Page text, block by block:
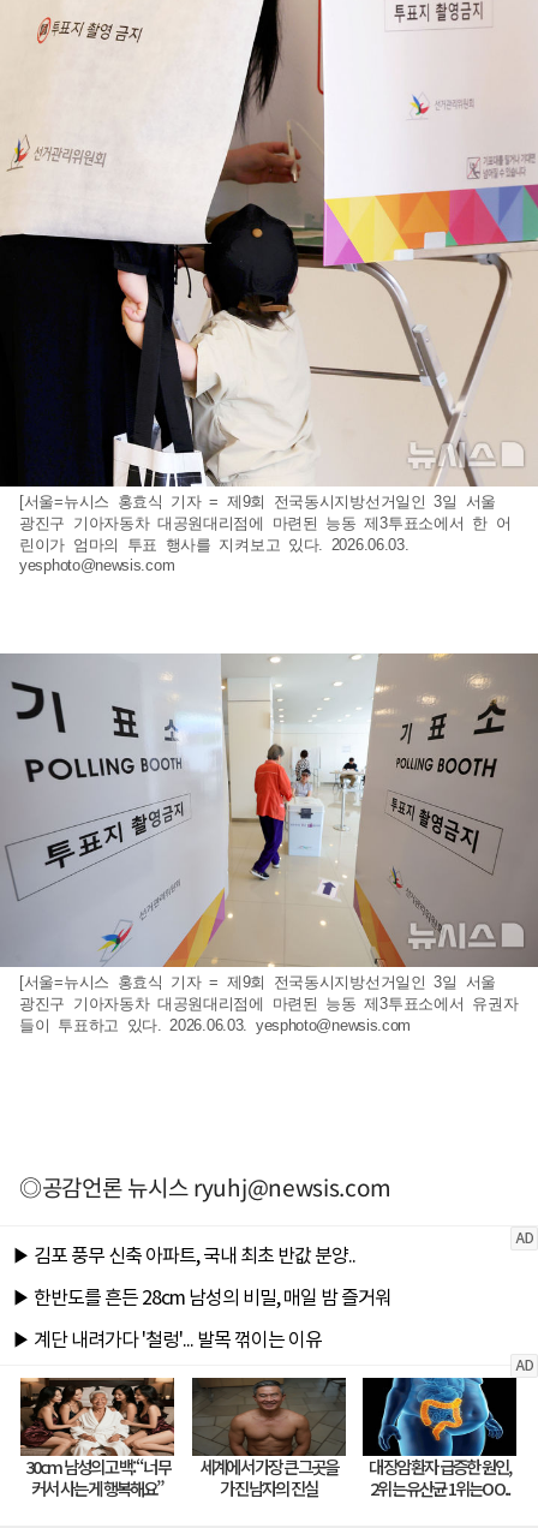
[서울=뉴시스 홍효식 기자 = 제9회 전국동시지방선거일인 3일 서울
광진구 기아자동차 대공원대리점에 마련된 능동 제3투표소에서 한 어
린이가 엄마의 투표 행사를 지켜보고 있다. 2026.06.03.
yesphoto@newsis.com
[서울=뉴시스 홍효식 기자 = 제9회 전국동시지방선거일인 3일 서울
광진구 기아자동차 대공원대리점에 마련된 능동 제3투표소에서 유권자
들이 투표하고 있다. 2026.06.03. yesphoto@newsis.com
◎공감언론 뉴시스ryuhj@newsis.com